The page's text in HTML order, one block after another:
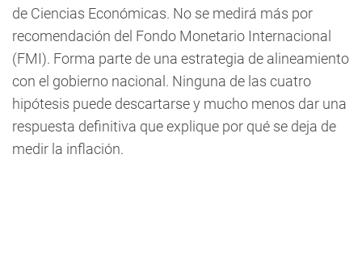
de Ciencias Económicas. No se medirá más por
recomendación del Fondo Monetario Internacional
(FMI). Forma parte de una estrategia de alineamiento
con el gobierno nacional. Ninguna de las cuatro
hipótesis puede descartarse y mucho menos dar una
respuesta definitiva que explique por qué se deja de
medir la inflación.